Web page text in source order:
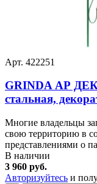
Арт. 422251
GRINDA АР
стальная,
Многие владельцы
свою территорию в
представлениями о
В наличии
3 960 руб.
Авторизуйтесь и